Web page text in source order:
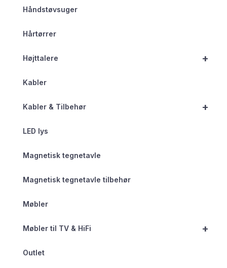
Håndstøvsuger
Hårtørrer
+
Højttalere
Kabler
+
Kabler & Tilbehør
LED lys
Magnetisk tegnetavle
Magnetisk tegnetavle tilbehør
Møbler
+
Møbler til TV & HiFi
Outlet